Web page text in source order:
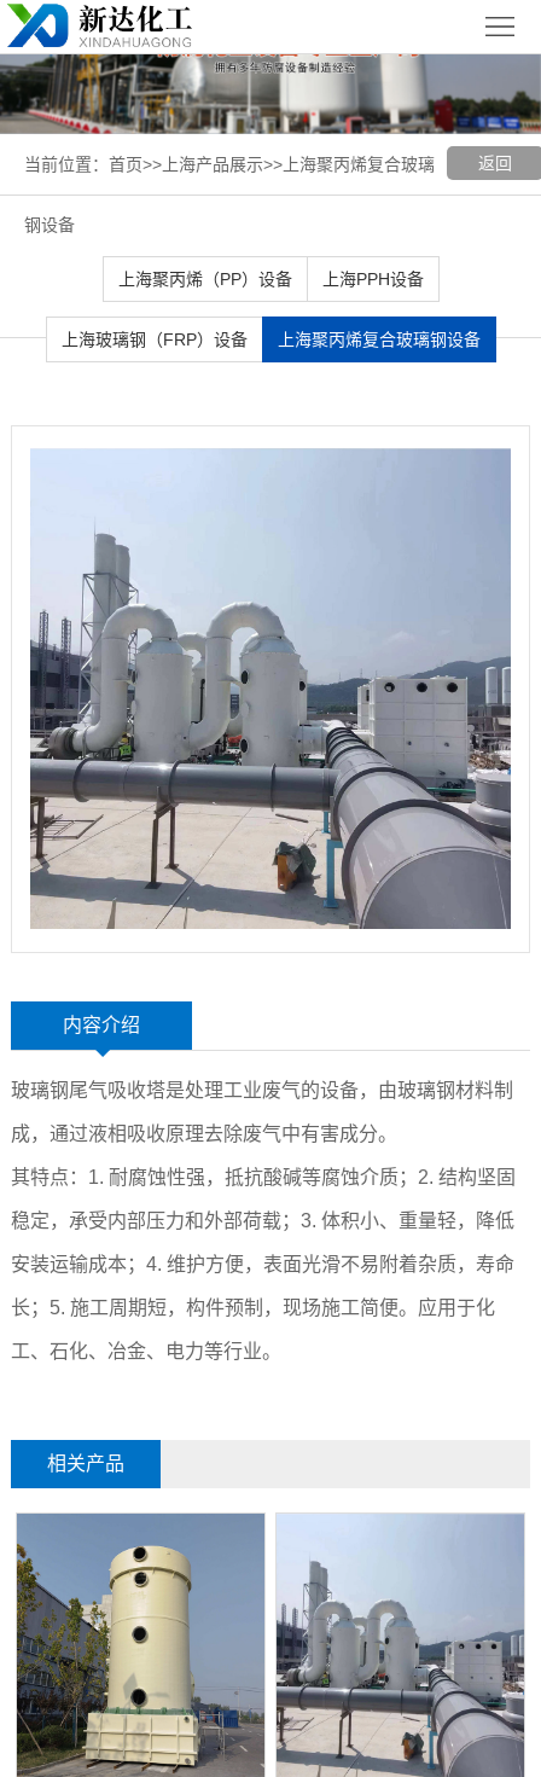
页
关
于
我
新
闻
聚丙烯
玻璃钢
返回
当前位置： 首页>> 上海产品展示>> 上海聚丙烯复合玻璃
钢设备
上海聚丙烯（PP）设备 上海PPH设备
上海玻璃钢（FRP）设备 上海聚丙烯复合玻璃钢设备
内容介绍
玻璃钢尾气吸收塔是处理工业废气的设备，由玻璃钢材料制
成，通过液相吸收原理去除废气中有害成分。
其特点：1. 耐腐蚀性强，抵抗酸碱等腐蚀介质；2. 结构坚固
稳定，承受内部压力和外部荷载；3. 体积小、重量轻，降低
安装运输成本；4. 维护方便，表面光滑不易附着杂质，寿命
长；5. 施工周期短，构件预制，现场施工简便。应用于化
工、石化、冶金、电力等行业。
相关产品